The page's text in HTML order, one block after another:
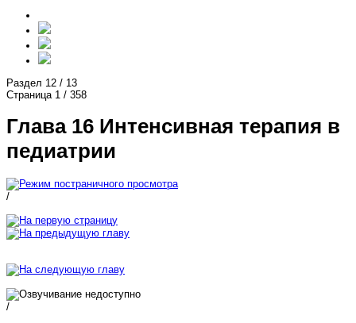
Раздел 12 / 13
Страница 1 / 358
Глава 16 Интенсивная терапия в
педиатрии
/
/